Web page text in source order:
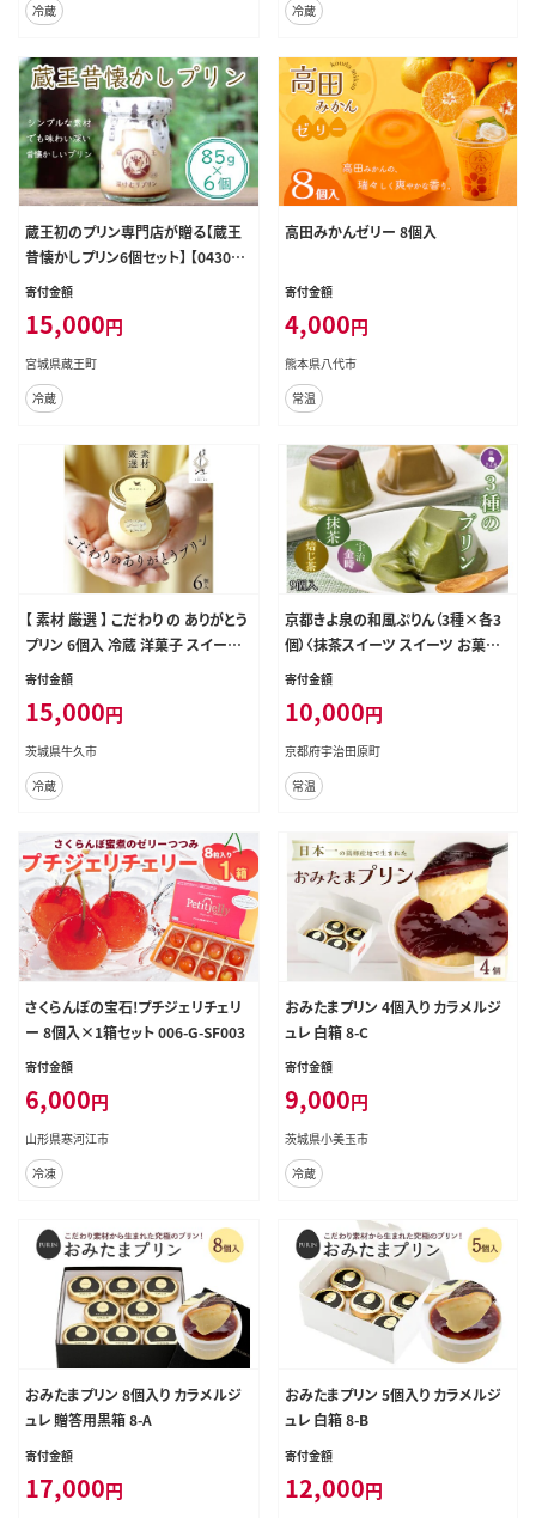
冷蔵
冷蔵
蔵王初のプリン専門店が贈る【蔵王
昔懐かしプリン6個セット】 【04301-
0341】
寄付金額
15,000円
宮城県蔵王町
冷蔵
高田みかんゼリー 8個入
寄付金額
4,000円
熊本県八代市
常温
【 素材 厳選 】 こだわり の ありがとう
プリン 6個入 冷蔵 洋菓子 スイーツ
デザート ぷりん 子ども 大人 贅沢 お
寄付金額
15,000円
茨城県牛久市
冷蔵
京都きよ泉の和風ぷりん（3種×各3
個）〈抹茶スイーツ スイーツ お菓子
洋菓子 宇治抹茶 抹茶 ほうじ茶 宇治
フト 贈り物〉
寄付金額
10,000円
京都府宇治田原町
常温
さくらんぼの宝石!プチジェリチェリ
ー 8個入×1箱セット 006-G-SF003
寄付金額
6,000円
山形県寒河江市
冷凍
おみたまプリン 4個入り カラメルジ
ュレ 白箱 8-C
寄付金額
9,000円
茨城県小美玉市
冷蔵
おみたまプリン 8個入り カラメルジ
ュレ 贈答用黒箱 8-A
寄付金額
17,000円
おみたまプリン 5個入り カラメルジ
ュレ 白箱 8-B
寄付金額
12,000円